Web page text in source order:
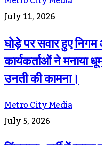
July 11, 2026
घोड़े पर सवार हुए निगम
कार्यकर्ताओं ने मनाया
उनती की कामना।
Metro City Media
July 5, 2026